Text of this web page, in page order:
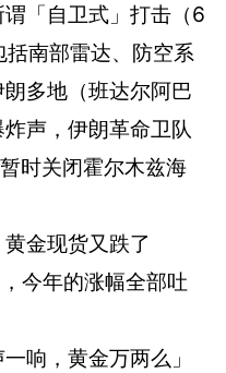
「自卫式」打击（6
括南部雷达、防空系
多地（班达尔阿巴
声，伊朗革命卫队
时关闭霍尔木兹海
黄金现货又跌了
今年的涨幅全部吐
响，黄金万两么」